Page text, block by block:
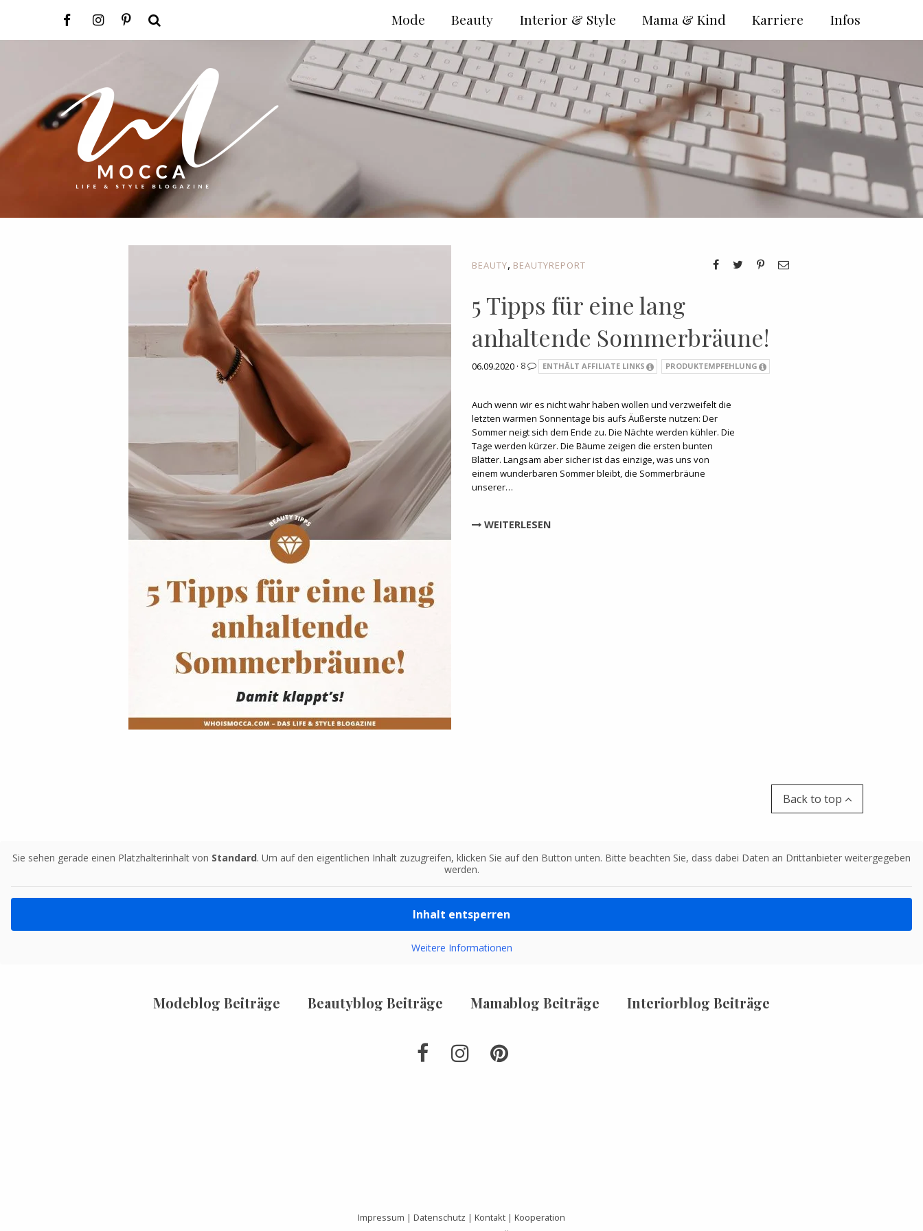
BEAUTY, BEAUTYREPORT
5 Tipps für eine lang
anhaltende Sommerbräune!
06.09.2020 · 8 ENTHÄLT AFFILIATE LINKS PRODUKTEMPFEHLUNG
Auch wenn wir es nicht wahr haben wollen und verzweifelt die
letzten warmen Sonnentage bis aufs Äußerste nutzen: Der
Sommer neigt sich dem Ende zu. Die Nächte werden kühler. Die
Tage werden kürzer. Die Bäume zeigen die ersten bunten
Blätter. Langsam aber sicher ist das einzige, was uns von
einem wunderbaren Sommer bleibt, die Sommerbräune
unserer…
WEITERLESEN
Back to top
Sie sehen gerade einen Platzhalterinhalt von Standard. Um auf den eigentlichen Inhalt zuzugreifen, klicken Sie auf den Button unten. Bitte beachten Sie, dass dabei Daten an Drittanbieter weitergegeben
werden.
Inhalt entsperren
Weitere Informationen
Modeblog Beiträge Beautyblog Beiträge Mamablog Beiträge Interiorblog Beiträge
Impressum | Datenschutz | Kontakt | Kooperation
Infos
Karriere
Mama & Kind
Interior & Style
Beauty
Mode